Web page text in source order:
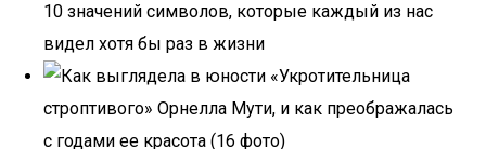
10 значений символов, которые каждый из нас
видел хотя бы раз в жизни